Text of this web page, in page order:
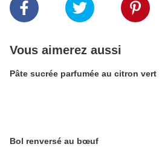
Vous aimerez aussi
Pâte sucrée parfumée au citron vert
Bol renversé au bœuf